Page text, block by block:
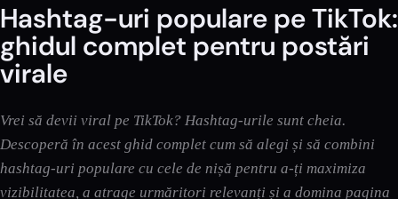
Hashtag-uri populare pe TikTok:
ghidul complet pentru postări
virale
Vrei să devii viral pe TikTok? Hashtag-urile sunt cheia.
Descoperă în acest ghid complet cum să alegi și să combini
hashtag-uri populare cu cele de nișă pentru a-ți maximiza
vizibilitatea, a atrage urmăritori relevanți și a domina pagina